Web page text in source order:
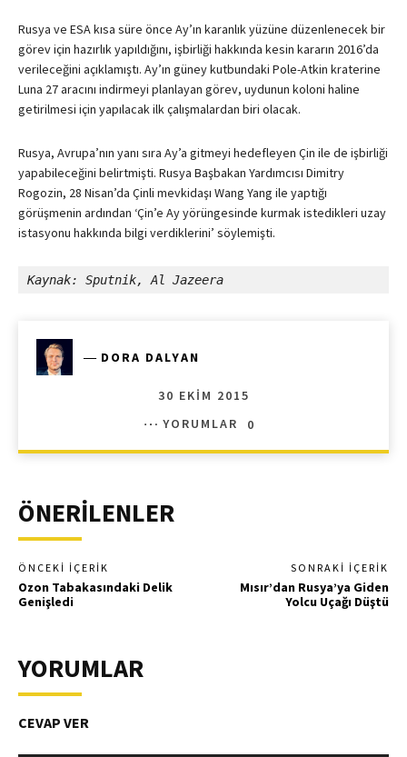
Rusya ve ESA kısa süre önce Ay’ın karanlık yüzüne düzenlenecek bir
görev için hazırlık yapıldığını, işbirliği hakkında kesin kararın 2016’da
verileceğini açıklamıştı. Ay’ın güney kutbundaki Pole-Atkin kraterine
Luna 27 aracını indirmeyi planlayan görev, uydunun koloni haline
getirilmesi için yapılacak ilk çalışmalardan biri olacak.
Rusya, Avrupa’nın yanı sıra Ay’a gitmeyi hedefleyen Çin ile de işbirliği
yapabileceğini belirtmişti. Rusya Başbakan Yardımcısı Dimitry
Rogozin, 28 Nisan’da Çinli mevkidaşı Wang Yang ile yaptığı
görüşmenin ardından ‘Çin’e Ay yörüngesinde kurmak istedikleri uzay
istasyonu hakkında bilgi verdiklerini’ söylemişti.
Kaynak: Sputnik, Al Jazeera
― DORA DALYAN
30 EKIM 2015
YORUMLAR
0
ÖNERİLENLER
ÖNCEKI İÇERIK
Ozon Tabakasındaki Delik
Genişledi
SONRAKI İÇERIK
Mısır’dan Rusya’ya Giden
Yolcu Uçağı Düştü
YORUMLAR
CEVAP VER